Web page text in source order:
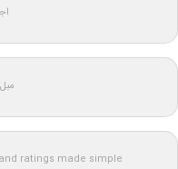
ratings made simple